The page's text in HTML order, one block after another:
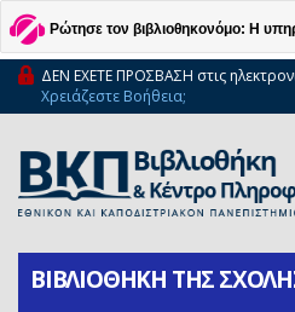
Ρώτησε τον βιβλιοθηκονόμο: Η
ΔΕΝ ΕΧΕΤΕ ΠΡΟΣΒΑΣΗ στις
Χρειάζεστε Βοήθεια;
ΒΙΒΛΙΟΘΗΚΗ ΤΗΣ